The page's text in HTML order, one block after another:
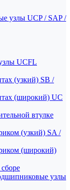
узлы UCP / SAP /
UCFL
(узкий) SB /
(широкий) UC
втулке
(узкий) SA /
(широкий)
узлы